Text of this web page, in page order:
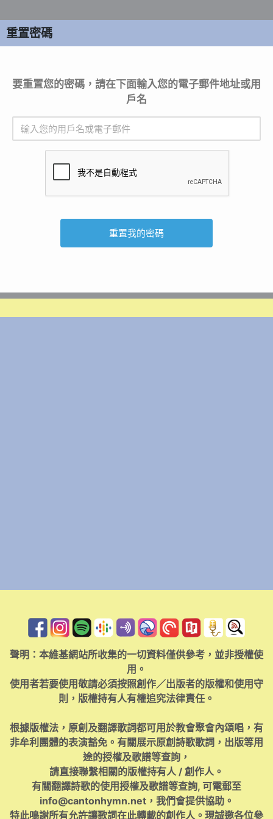
重置密碼
要重置您的密碼，請在下面輸入您的電子郵件地址或用
戶名
聲明：本維基網站所收集的一切資料僅供參考，並非授權使
用。
使用者若要使用敬請必須按照創作／出版者的版權和使用守
則，版權持有人有權追究法律責任。
根據版權法，原創及翻譯歌詞都可用於教會聚會內頌唱，有
非牟利團體的表演豁免。有關展示原創詩歌歌詞，出版等用
途的授權及歌譜等查詢，
請直接聯繫相關的版權持有人 / 創作人。
有關翻譯詩歌的使用授權及歌譜等查詢, 可電郵至
info@cantonhymn.net，我們會提供協助。
特此鳴謝所有允許讓歌詞在此轉載的創作人。現誠邀各位參